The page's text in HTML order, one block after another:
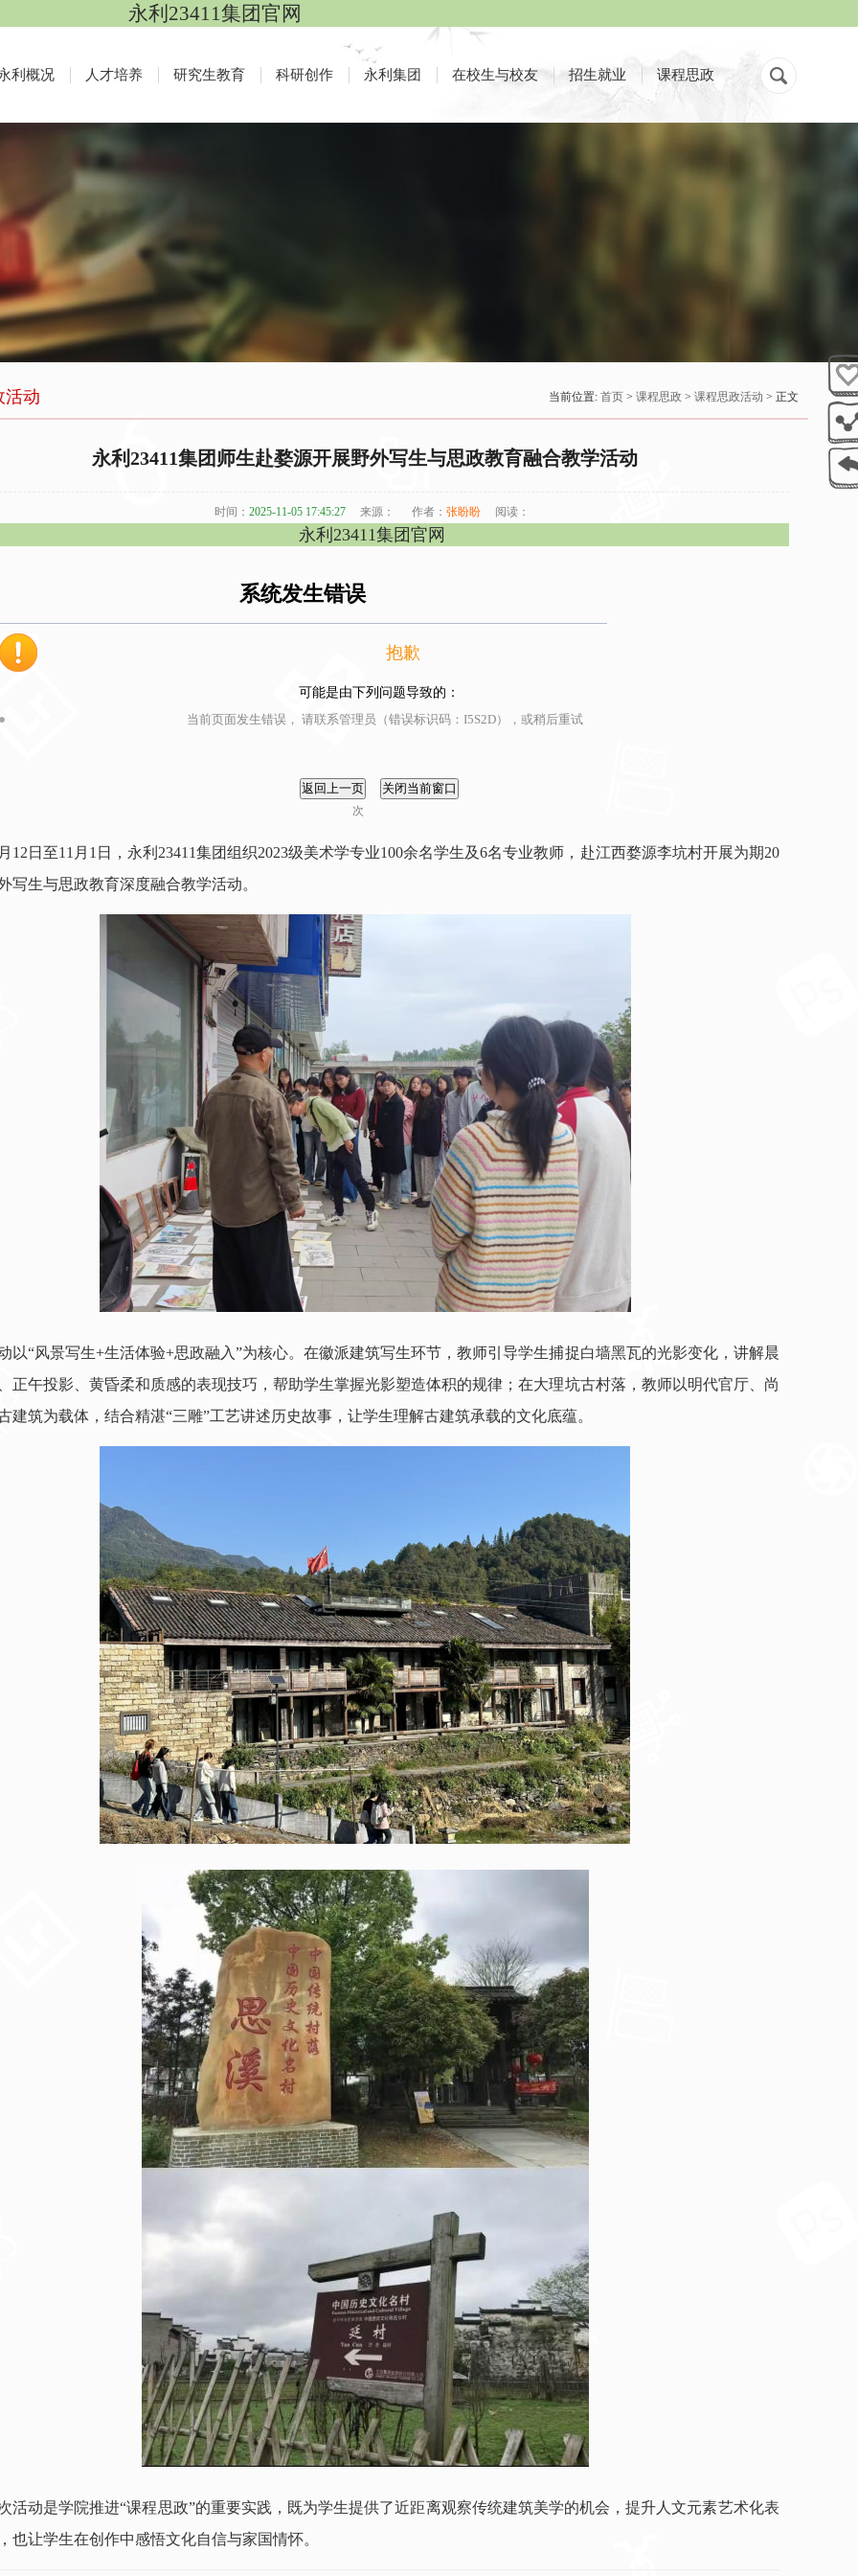
永利23411集团官网
利概况 人才培养 研究生教育 科研创作 永利集团 在校生与校友 招生就业 课程思政
活动 当前位置: 首页> 课程思政 > 课程思政活动 > 正文
永利23411集团师生赴婺源开展野外写生与思政教育融合教学活动
时间：2025-11-05 17:45:27 来源： 作者：张盼盼 阅读：
永利23411集团官网
系统发生错误
抱歉
可能是由下列问题导致的：
当前页面发生错误， 请联系管理员（错误标识码：I5S2D），或稍后重试
次
12日至11月1日，永利23411集团组织2023级美术学专业100余名学生及6名专业教师，赴江西婺源李坑村开展为期20
写生与思政教育深度融合教学活动。
以“风景写生+生活体验+思政融入”为核心。在徽派建筑写生环节，教师引导学生捕捉白墙黑瓦的光影变化，讲解晨
正午投影、黄昏柔和质感的表现技巧，帮助学生掌握光影塑造体积的规律；在大理坑古村落，教师以明代官厅、尚
建筑为载体，结合精湛“三雕”工艺讲述历史故事，让学生理解古建筑承载的文化底蕴。
活动是学院推进“课程思政”的重要实践，既为学生提供了近距离观察传统建筑美学的机会，提升人文元素艺术化表
也让学生在创作中感悟文化自信与家国情怀。